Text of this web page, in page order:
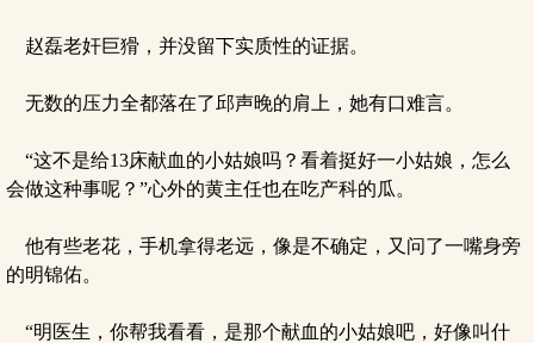
赵磊老奸巨猾，并没留下实质性的证据。
无数的压力全都落在了邱声晚的肩上，她有口难言。
“这不是给13床献血的小姑娘吗？看着挺好一小姑娘，怎么
会做这种事呢？”心外的黄主任也在吃产科的瓜。
他有些老花，手机拿得老远，像是不确定，又问了一嘴身旁
的明锦佑。
“明医生，你帮我看看，是那个献血的小姑娘吧，好像叫什